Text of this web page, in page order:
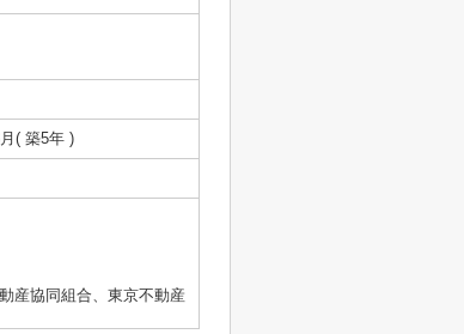
( 築5年 )
産協同組合、東京不動産